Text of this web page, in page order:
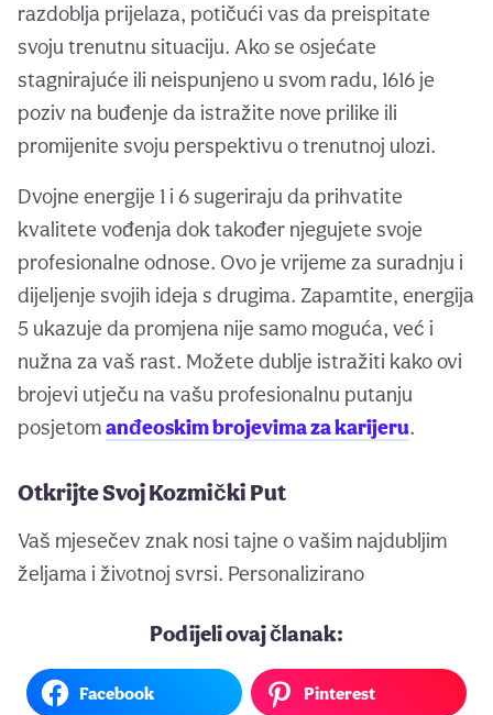
razdoblja prijelaza, potičući vas da preispitate
svoju trenutnu situaciju. Ako se osjećate
stagnirajuće ili neispunjeno u svom radu, 1616 je
poziv na buđenje da istražite nove prilike ili
promijenite svoju perspektivu o trenutnoj ulozi.
Dvojne energije 1 i 6 sugeriraju da prihvatite
kvalitete vođenja dok također njegujete svoje
profesionalne odnose. Ovo je vrijeme za suradnju i
dijeljenje svojih ideja s drugima. Zapamtite, energija
5 ukazuje da promjena nije samo moguća, već i
nužna za vaš rast. Možete dublje istražiti kako ovi
brojevi utječu na vašu profesionalnu putanju
posjetomanđeoskim brojevima za karijeru.
Otkrijte Svoj Kozmički Put
Vaš mjesečev znak nosi tajne o vašim najdubljim
željama i životnoj svrsi. Personalizirano
Podijeli ovaj članak:
Facebook Pinterest